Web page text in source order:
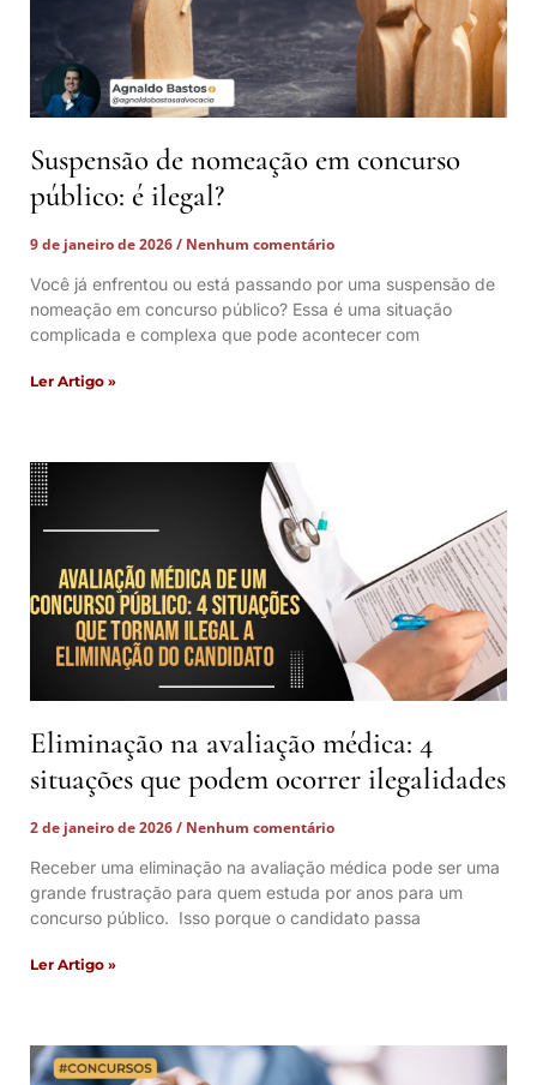
Suspensão de nomeação em concurso
público: é ilegal?
9 de janeiro de 2026
Nenhum comentário
Você já enfrentou ou está passando por uma suspensão de
nomeação em concurso público? Essa é uma situação
complicada e complexa que pode acontecer com
Ler Artigo »
Eliminação na avaliação médica: 4
situações que podem ocorrer ilegalidades
2 de janeiro de 2026
Nenhum comentário
Receber uma eliminação na avaliação médica pode ser uma
grande frustração para quem estuda por anos para um
concurso público. Isso porque o candidato passa
Ler Artigo »